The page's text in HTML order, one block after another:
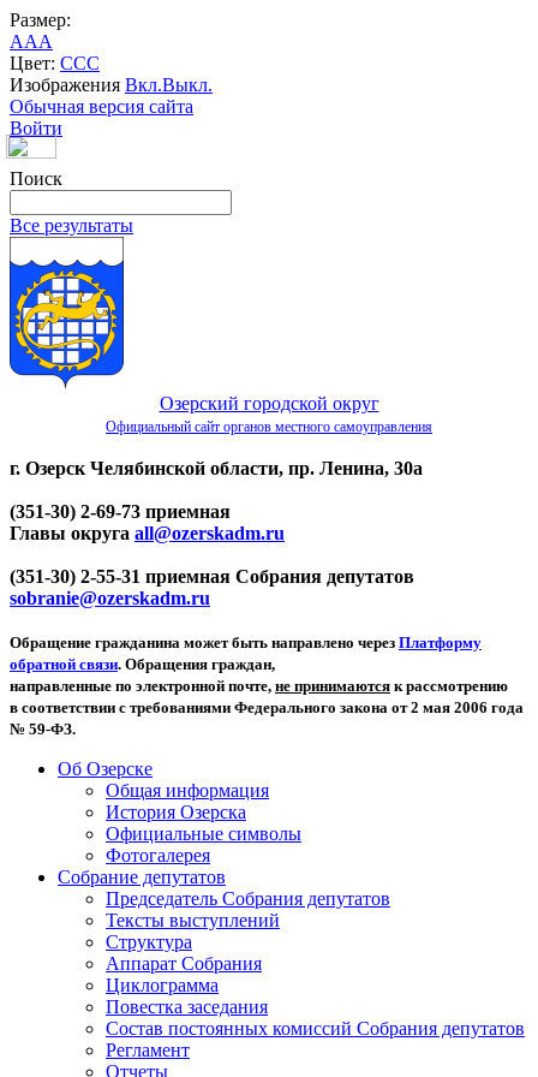
Размер:
AAA
Цвет: CCC
Изображения Вкл.Выкл.
Обычная версия сайта
Войти
Поиск
Все результаты
Озерский городской округ
Официальный сайт органов местного самоуправления
г. Озерск Челябинской области, пр. Ленина, 30а
(351-30) 2-69-73 приемная
Главы округа all@ozerskadm.ru
(351-30) 2-55-31 приемная Собрания депутатов
sobranie@ozerskadm.ru
Обращение гражданина может быть направлено через Платформу
обратной связи. Обращения граждан,
направленные по электронной почте, не принимаются к рассмотрению
в соответствии с требованиями Федерального закона от 2 мая 2006 года
№ 59-ФЗ.
Об Озерске
Общая информация
История Озерска
Официальные символы
Фотогалерея
Собрание депутатов
Председатель Собрания депутатов
Тексты выступлений
Структура
Аппарат Собрания
Циклограмма
Повестка заседания
Состав постоянных комиссий Собрания депутатов
Регламент
Отчеты